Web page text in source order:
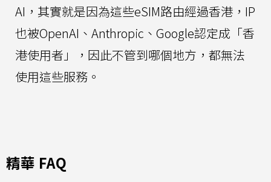
AI，其實就是因為這些eSIM路由經過香港，IP
也被OpenAI、Anthropic、Google認定成「香
港使用者」，因此不管到哪個地方，都無法
使用這些服務。
精華 FAQ